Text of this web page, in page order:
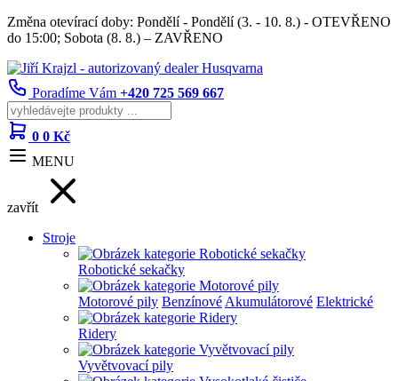
Změna otevírací doby: Pondělí - Pondělí (3. - 10. 8.) - OTEVŘENO
do 15:00; Sobota (8. 8.) – ZAVŘENO
Poradíme Vám +420 725 569 667
0 0 Kč
MENU
zavřít
Stroje
Robotické sekačky
Motorové pily Benzínové Akumulátorové Elektrické
Ridery
Vyvětvovací pily